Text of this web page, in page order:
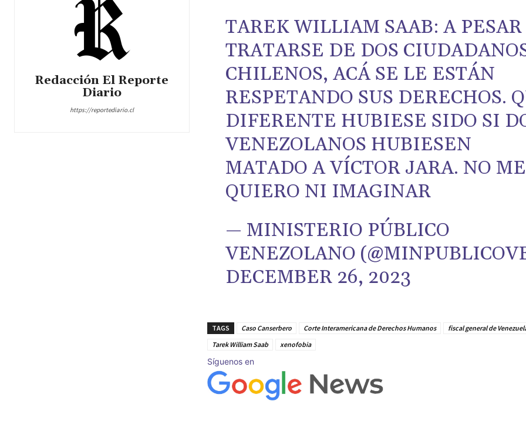
Redacción El Reporte
Diario
https://reportediario.cl
TAREK WILLIAM SAAB: A PESAR
TRATARSE DE DOS
CHILENOS, ACÁ SE LE ESTÁN
RESPETANDO SUS DERECHOS.
DIFERENTE HUBIESE SIDO SI
VENEZOLANOS HUBIESEN
MATADO A VÍCTOR JARA. NO
QUIERO NI IMAGINAR
— MINISTERIO PÚBLICO
VENEZOLANO
DECEMBER 26, 2023
TAGS Caso Canserbero Corte Interamericana de Derechos Humanos
fiscal general de
Tarek William Saab
xenofobia
Síguenos en